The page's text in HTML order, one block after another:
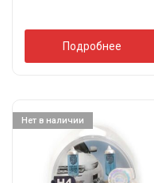
Подробнее
Нет в наличии